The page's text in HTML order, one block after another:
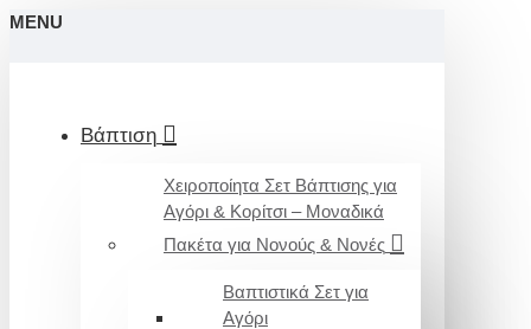
MENU
Βάπτιση
Χειροποίητα Σετ Βάπτισης για
Αγόρι & Κορίτσι – Μοναδικά
Πακέτα για Νονούς & Νονές
Βαπτιστικά Σετ για
Αγόρι